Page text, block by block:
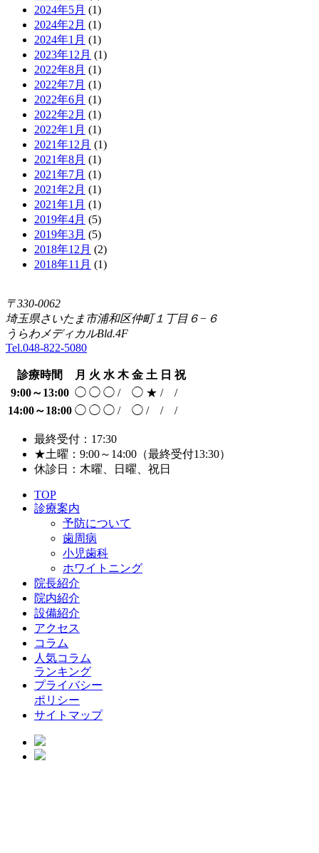
2024年5月 (1)
2024年2月 (1)
2024年1月 (1)
2023年12月 (1)
2022年8月 (1)
2022年7月 (1)
2022年6月 (1)
2022年2月 (1)
2022年1月 (1)
2021年12月 (1)
2021年8月 (1)
2021年7月 (1)
2021年2月 (1)
2021年1月 (1)
2019年4月 (5)
2019年3月 (5)
2018年12月 (2)
2018年11月 (1)
〒330-0062
埼玉県さいたま市浦和区仲町１丁目６−６
うらわメディカルBld.4F
Tel.048-822-5080
診療時間 月 火 水 木 金 土 日 祝
9:00～13:00 ◯ ◯ ◯ / ◯ ★ /
/
14:00～18:00 ◯ ◯ ◯ / ◯ / / /
最終受付：17:30
★土曜：9:00～14:00（最終受付13:30）
休診日：木曜、日曜、祝日
TOP
診療案内
予防について
歯周病
小児歯科
ホワイトニング
院長紹介
院内紹介
設備紹介
アクセス
コラム
人気コラム
ランキング
プライバシー
ポリシー
サイトマップ